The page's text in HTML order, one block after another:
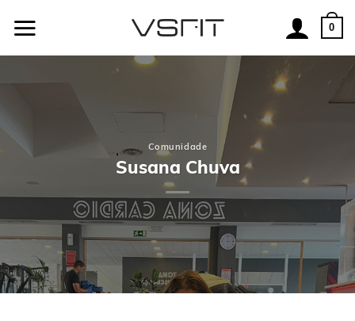
0
Comunidade
Susana Chuva